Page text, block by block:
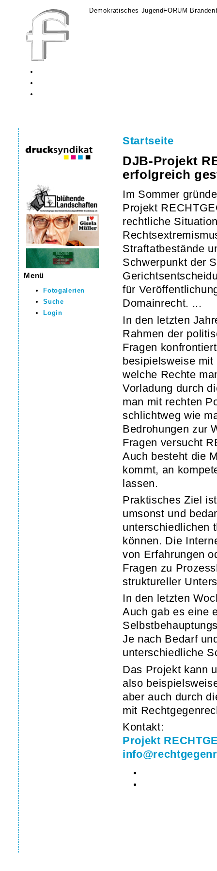
Demokratisches JugendFORUM
Menü
Fotogalerien
Suche
Login
Startseite
DJB-Projekt
erfolgreich
Im Sommer
Projekt
rechtliche
Straftatbestände
Schwerpunkt der
für
Domainrecht. ...
In den letzten
Rahmen der
Fragen
besipielsweise
welche Rechte
Vorladung durch
man mit rechten
schlichtweg wie
Bedrohungen zur
Fragen versucht
Auch besteht die
kommt, an
lassen.
Praktisches Ziel
umsonst und
unterschiedlichen
können. Die
von Erfahrungen
Fragen zu
struktureller
In den letzten
Auch gab es eine
Je nach Bedarf
unterschiedliche
Das Projekt kann
also
aber auch durch
mit
Kontakt:
Projekt